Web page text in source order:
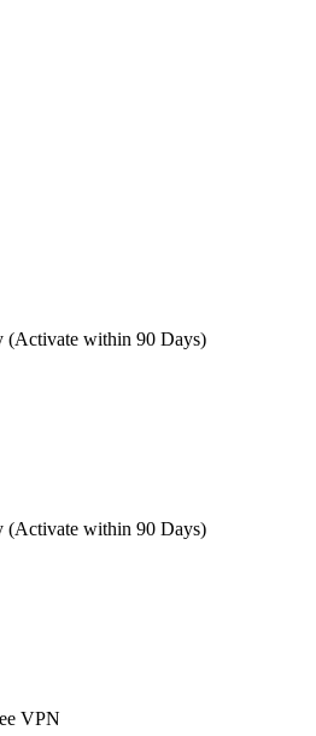
(Activate within 90 Days)
(Activate within 90 Days)
VPN